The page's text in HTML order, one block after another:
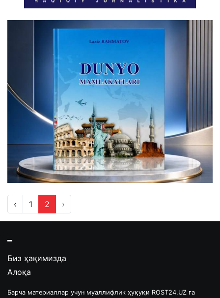
‹ 1 2 ›
Биз ҳақимизда
Алоқа
Барча материаллар учун муаллифлик ҳуқуқи ROST24.UZ га